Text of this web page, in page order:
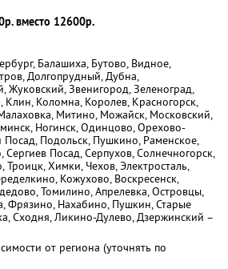
вместо 12600р.
Балашиха, Бутово, Видное,
Долгопрудный, Дубна,
Звенигород, Зеленоград,
Клин, Коломна, Королев, Красногорск,
Митино, Можайск, Московский,
Ногинск, Одинцово, Орехово-
Посад, Подольск, Пушкино, Раменское,
Сергиев Посад, Серпухов, Солнечногорск,
Троицк, Химки, Чехов, Электросталь,
Кожухово, Воскресенск,
Томилино, Апрелевка, Островцы,
Фрязино, Нахабино, Пушкин, Старые
Сходня, Ликино-Дулево, Дзержинский –
от региона (уточнять по